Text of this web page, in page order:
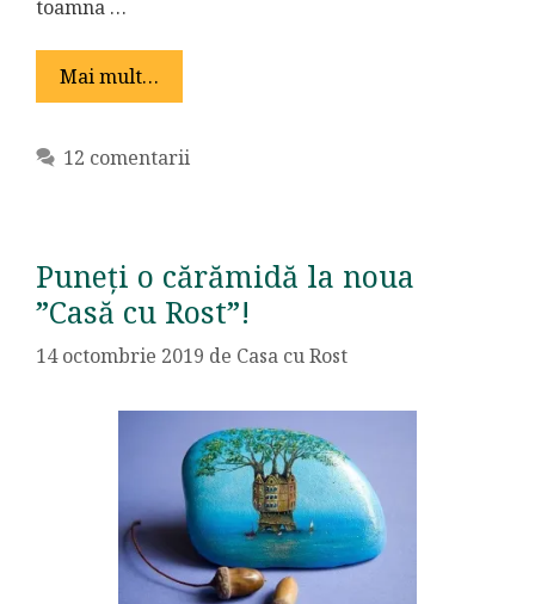
toamna …
Mai mult…
12 comentarii
Puneți o cărămidă la noua
”Casă cu Rost”!
14 octombrie 2019 de Casa cu Rost